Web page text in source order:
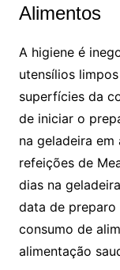
Alimentos
A higiene é
utensílios
superfícies da
de iniciar o
na geladeira
refeições de
dias na
data de
consumo de
alimentação